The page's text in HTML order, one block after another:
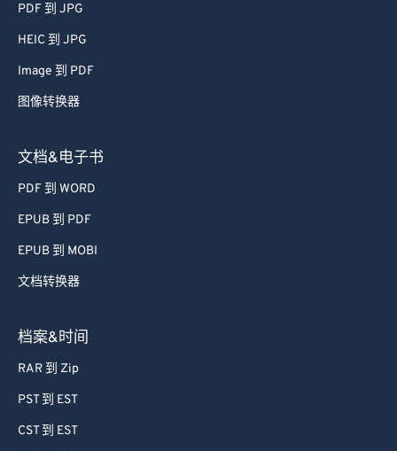
PDF 到 JPG
HEIC 到 JPG
Image 到 PDF
图像转换器
文档&电子书
PDF 到 WORD
EPUB 到 PDF
EPUB 到 MOBI
文档转换器
档案&时间
RAR 到 Zip
PST 到 EST
CST 到 EST